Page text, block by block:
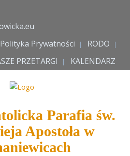
Polityka Prywatności
RODO
PRZETARGI
KALENDARZ
Parafia św.
Apostoła w